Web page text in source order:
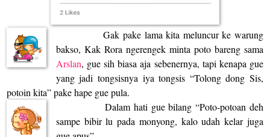
Gak pake lama kita meluncur ke warung
bakso, Kak Rora ngerengek minta poto bareng sama
Arslan, gue sih biasa aja sebenernya, tapi kenapa gue
yang jadi tongsisnya iya tongsis “Tolong dong Sis,
potoin kita” pake hape gue pula.
Dalam hati gue bilang “Poto-potoan deh
sampe bibir lu pada monyong, kalo udah kelar juga